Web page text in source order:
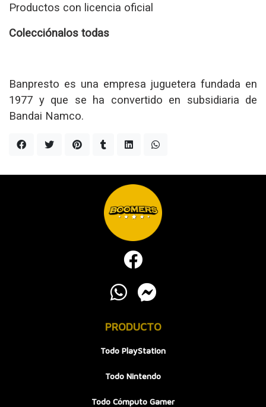
Productos con licencia oficial
Colecciónalos todas
Banpresto es una empresa juguetera fundada en
1977 y que se ha convertido en subsidiaria de
Bandai Namco.
PRODUCTO
Todo PlayStation
Todo Nintendo
Todo Cómputo Gamer